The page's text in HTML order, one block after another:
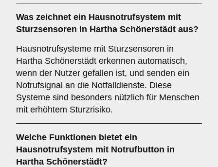
Was zeichnet ein Hausnotrufsystem mit
Sturzsensoren in Hartha Schönerstädt aus?
Hausnotrufsysteme mit Sturzsensoren in
Hartha Schönerstädt erkennen automatisch,
wenn der Nutzer gefallen ist, und senden ein
Notrufsignal an die Notfalldienste. Diese
Systeme sind besonders nützlich für Menschen
mit erhöhtem Sturzrisiko.
Welche Funktionen bietet ein
Hausnotrufsystem mit Notrufbutton in
Hartha Schönerstädt?